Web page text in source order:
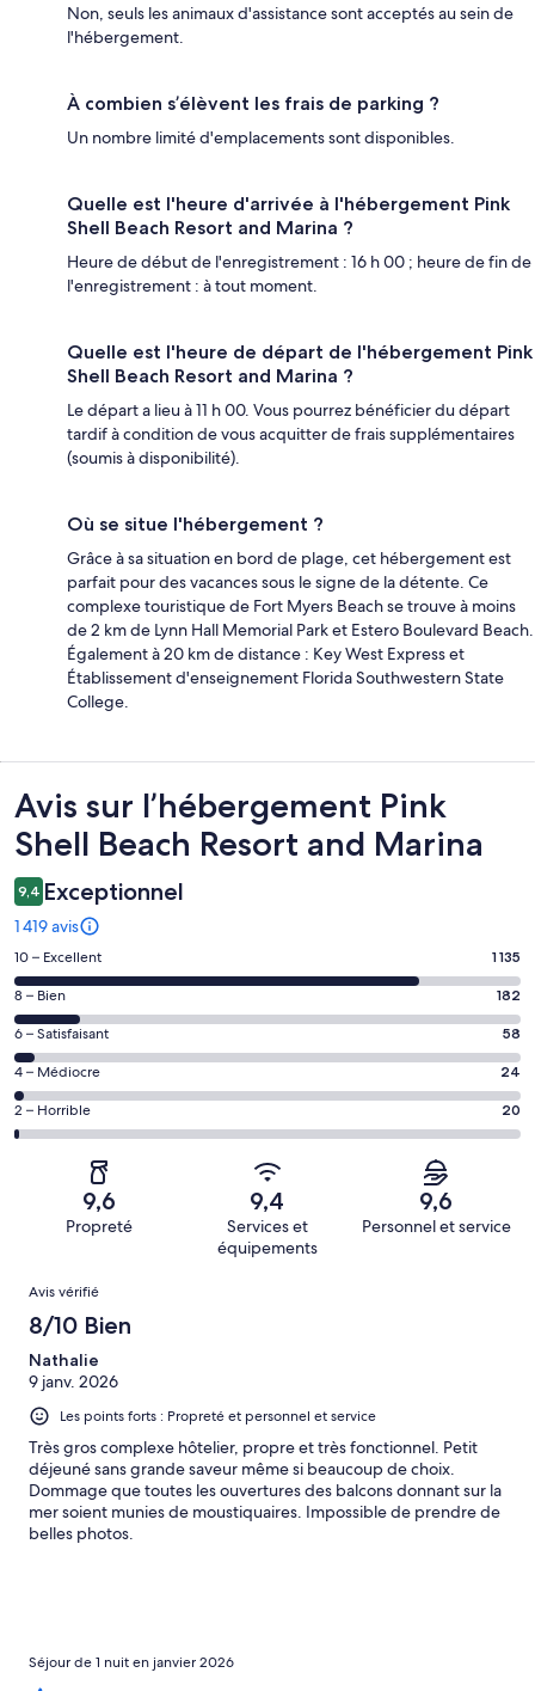
Non, seuls les animaux d'assistance sont acceptés au sein de
l'hébergement.
À combien s’élèvent les frais de parking ?
Un nombre limité d'emplacements sont disponibles.
Quelle est l'heure d'arrivée à l'hébergement Pink
Shell Beach Resort and Marina ?
Heure de début de l'enregistrement : 16 h 00 ; heure de fin de
l'enregistrement : à tout moment.
Quelle est l'heure de départ de l'hébergement Pink
Shell Beach Resort and Marina ?
Le départ a lieu à 11 h 00. Vous pourrez bénéficier du départ
tardif à condition de vous acquitter de frais supplémentaires
(soumis à disponibilité).
Où se situe l'hébergement ?
Grâce à sa situation en bord de plage, cet hébergement est
parfait pour des vacances sous le signe de la détente. Ce
complexe touristique de Fort Myers Beach se trouve à moins
de 2 km de Lynn Hall Memorial Park et Estero Boulevard Beach.
Également à 20 km de distance : Key West Express et
Établissement d'enseignement Florida Southwestern State
College.
Avis
Avis sur l’hébergement Pink
Shell Beach Resort and Marina
9,4 Exceptionnel
1 419 avis
Note
des
voyageurs
de 10
(Excellent),
d’après 1135 avis
sur 1419.
10 – Excellent 1 135
Note
des
voyageurs
de 8
(Bien),
d’après 182 avis
sur 1419.
8 – Bien 182
Note
des
voyageurs
de 6
(Satisfaisant),
d’après 58 avis
6 – Satisfaisant 58
Note
des
voyageurs
(Médiocre),
d’après 24 avis
sur 1419.
4 – Médiocre 24
Note
des
voyageurs
(Horrible),
d’après 20 avis
2 – Horrible 20
9,6
Propreté
9,4
Services et
équipements
9,6
Personnel et service
Avis
Avis vérifié
8/10 Bien
Nathalie
9 janv. 2026
Les points forts : Propreté et personnel et service
Très gros complexe hôtelier, propre et très fonctionnel. Petit
déjeuné sans grande saveur même si beaucoup de choix.
Dommage que toutes les ouvertures des balcons donnant sur la
mer soient munies de moustiquaires. Impossible de prendre de
belles photos.
Séjour de 1 nuit en janvier 2026